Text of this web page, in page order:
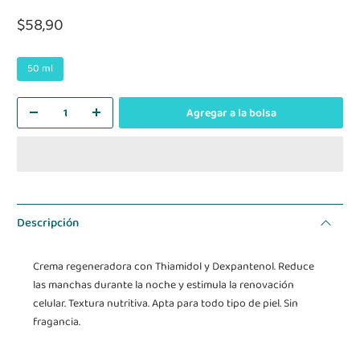
$58,90
50 ml
Agregar a la bolsa
Descripción
Crema regeneradora con Thiamidol y Dexpantenol. Reduce
las manchas durante la noche y estimula la renovación
celular. Textura nutritiva. Apta para todo tipo de piel. Sin
fragancia.